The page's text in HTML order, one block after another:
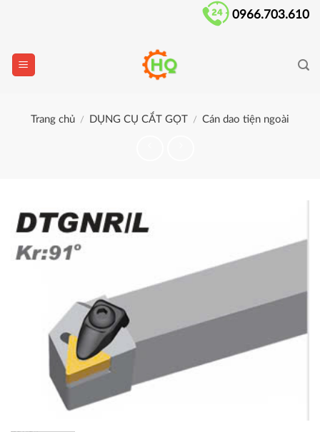
0966.703.610
Trang chủ / DỤNG CỤ CẮT GỌT / Cán dao tiện ngoài